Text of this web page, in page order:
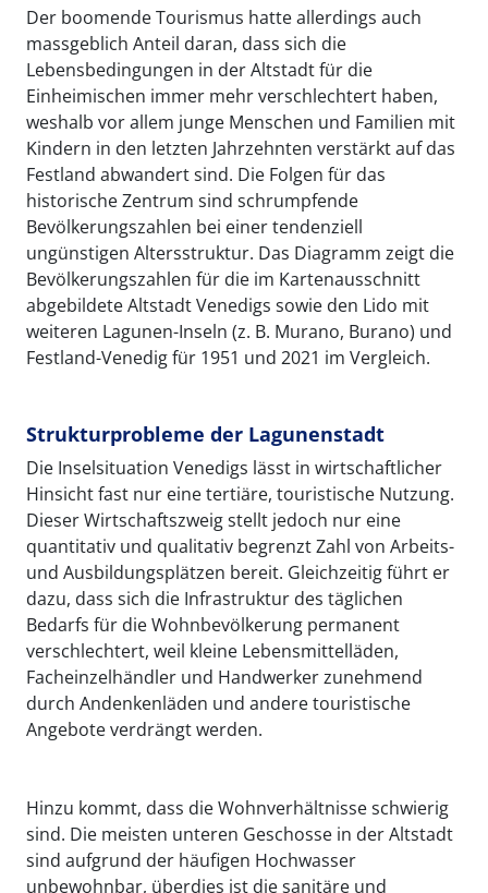
Der boomende Tourismus hatte allerdings auch
massgeblich Anteil daran, dass sich die
Lebensbedingungen in der Altstadt für die
Einheimischen immer mehr verschlechtert haben,
weshalb vor allem junge Menschen und Familien mit
Kindern in den letzten Jahrzehnten verstärkt auf das
Festland abwandert sind. Die Folgen für das
historische Zentrum sind schrumpfende
Bevölkerungszahlen bei einer tendenziell
ungünstigen Altersstruktur. Das Diagramm zeigt die
Bevölkerungszahlen für die im Kartenausschnitt
abgebildete Altstadt Venedigs sowie den Lido mit
weiteren Lagunen-Inseln (z. B. Murano, Burano) und
Festland-Venedig für 1951 und 2021 im Vergleich.
Strukturprobleme der Lagunenstadt
Die Inselsituation Venedigs lässt in wirtschaftlicher
Hinsicht fast nur eine tertiäre, touristische Nutzung.
Dieser Wirtschaftszweig stellt jedoch nur eine
quantitativ und qualitativ begrenzt Zahl von Arbeits-
und Ausbildungsplätzen bereit. Gleichzeitig führt er
dazu, dass sich die Infrastruktur des täglichen
Bedarfs für die Wohnbevölkerung permanent
verschlechtert, weil kleine Lebensmittelläden,
Facheinzelhändler und Handwerker zunehmend
durch Andenkenläden und andere touristische
Angebote verdrängt werden.
Hinzu kommt, dass die Wohnverhältnisse schwierig
sind. Die meisten unteren Geschosse in der Altstadt
sind aufgrund der häufigen Hochwasser
unbewohnbar, überdies ist die sanitäre und